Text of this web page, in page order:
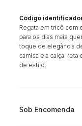
Código
Regata em tricô com
para os dias mais
toque de elegância
camisa e a calça
de estilo.
Sob Encomenda